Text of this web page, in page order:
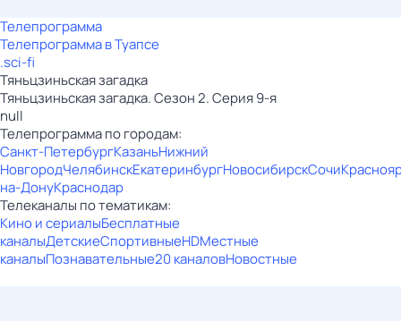
Телепрограмма
Телепрограмма в Туапсе
.sci-fi
Тяньцзиньская загадка
Тяньцзиньская загадка. Сезон 2. Серия 9-я
null
Телепрограмма по городам:
Санкт-ПетербургКазаньНижний
НовгородЧелябинскЕкатеринбургНовосибирскСочи
на-ДонуКраснодар
Телеканалы по тематикам:
Кино и сериалыБесплатные
каналыДетскиеСпортивныеHDМестные
каналыПознавательные20 каналовНовостные